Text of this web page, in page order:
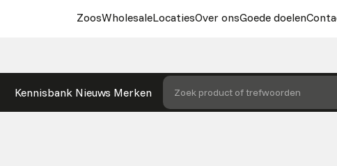
ZoosWholesaleLocatiesOver onsGoede doelen
Kennisbank Nieuws Merken Zoek product of trefwoorden